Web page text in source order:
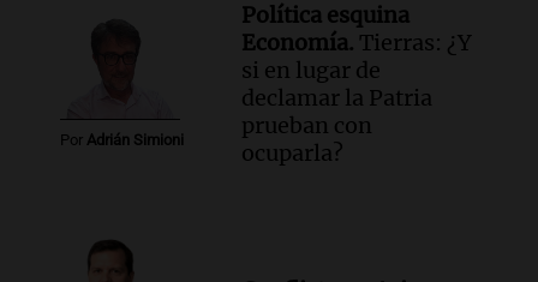
Audio.
La amiga del Papa León XIV
recordó su paso por Perú: "Nos decía
siempre: ''Difundan el milagro''"
Episodios
Santa Fe, segunda provincia con
Panorama Federal
Episodios
Por Adrián Simioni
Política esquina
Economía. Tierras: ¿Y
si en lugar de
declamar la Patria
prueban con
ocuparla?